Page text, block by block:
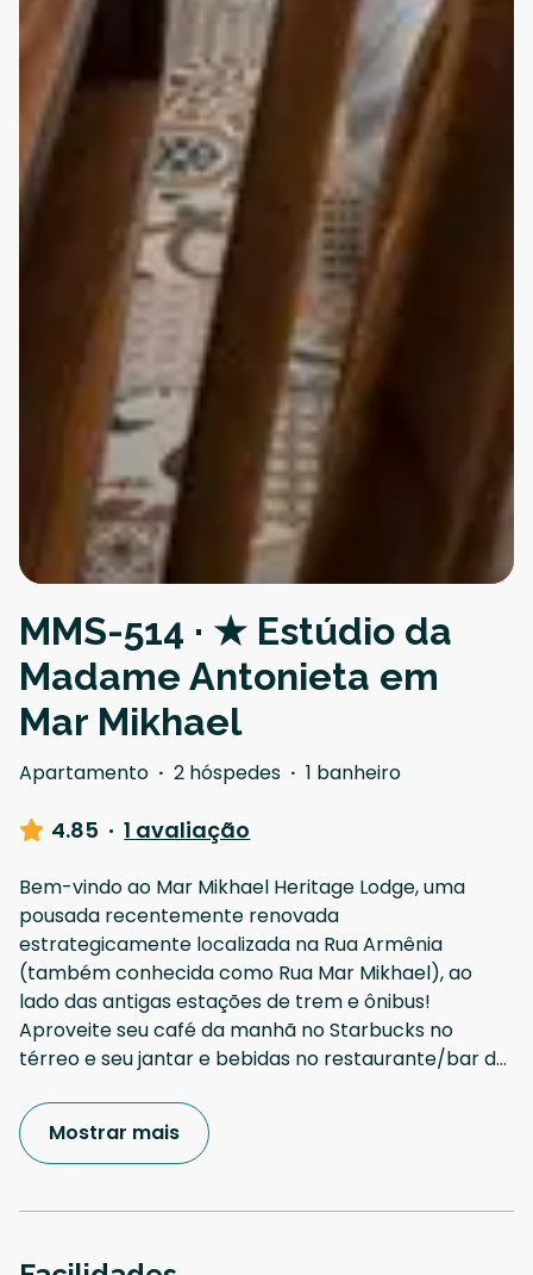
MMS-514 · ★ Estúdio da
Madame Antonieta em
Mar Mikhael
Apartamento · 2 hóspedes · 1 banheiro
4.85 · 1 avaliação
Bem-vindo ao Mar Mikhael Heritage Lodge, uma
pousada recentemente renovada
estrategicamente localizada na Rua Armênia
(também conhecida como Rua Mar Mikhael), ao
lado das antigas estações de trem e ônibus!
Aproveite seu café da manhã no Starbucks no
térreo e seu jantar e bebidas no restaurante/bar d...
Mostrar mais